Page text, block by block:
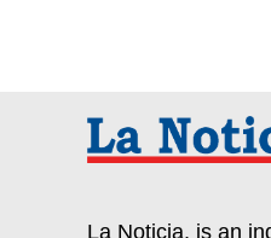
La Noticia, is an